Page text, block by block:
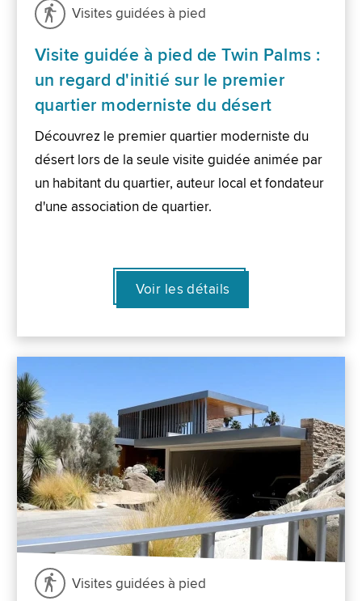
Visites guidées à pied
Visite guidée à pied de Twin Palms :
un regard d'initié sur le premier
quartier moderniste du désert
Découvrez le premier quartier moderniste du
désert lors de la seule visite guidée animée par
un habitant du quartier, auteur local et fondateur
d'une association de quartier.
Voir les détails
Visites guidées à pied